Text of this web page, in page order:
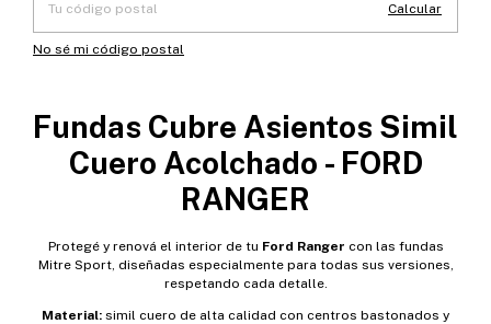
Calcular
No sé mi código postal
Fundas Cubre Asientos Simil
Cuero Acolchado - FORD
RANGER
Protegé y renová el interior de tu Ford Ranger con las fundas
Mitre Sport, diseñadas especialmente para todas sus versiones,
respetando cada detalle.
Material: simil cuero de alta calidad con centros bastonados y